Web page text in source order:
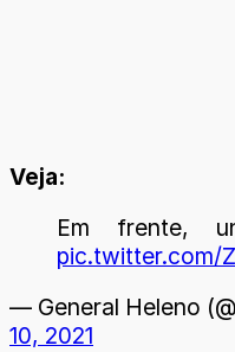
Veja:
Em frente,
pic.twitter.com/
— General Heleno
10, 2021